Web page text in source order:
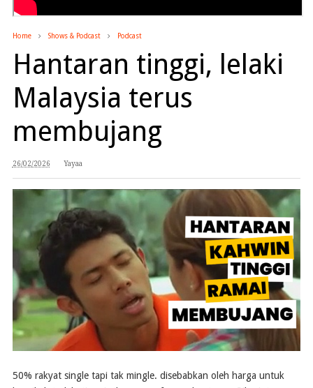
Home Shows & Podcast Podcast
Hantaran tinggi, lelaki
Malaysia terus
membujang
26/02/2026 Yayaa
50% rakyat single tapi tak mingle. disebabkan oleh harga untuk